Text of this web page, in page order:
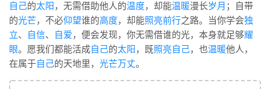
自己的太阳 ，无需借助他人的温度，却能温暖漫长岁月 ；自带
的光芒，不必仰望谁的高度，却能照亮前行之路。当你学会独
立、 自信、 自爱，便会发现，你无需借谁的光，本身就足够耀
眼。愿我们都能活成自己的太阳 ，既照亮自己，也温暖他人，
在属于自己的天地里， 光芒万丈。